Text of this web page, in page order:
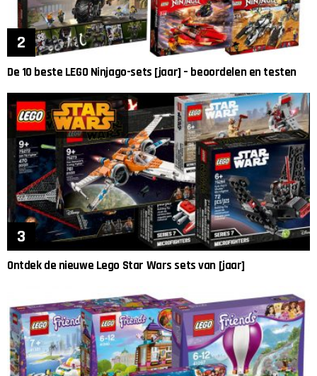
De 10 beste LEGO Ninjago-sets [jaar] – beoordelen en testen
Ontdek de nieuwe Lego Star Wars sets van [jaar]